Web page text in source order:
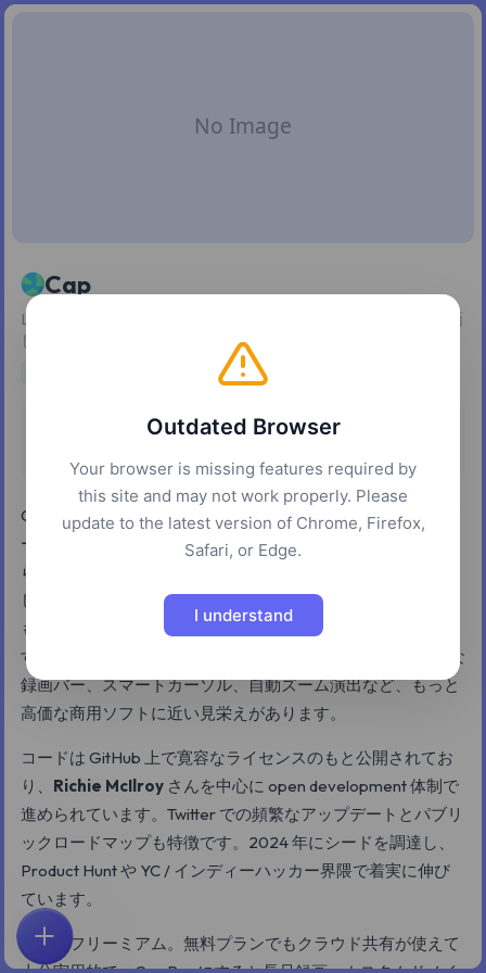
Cap
Loom のオープンソース版的存在。きれいな UI でサッと録画
して、リンクで共有できる。
screen recording
Pricing
Cap は macOS と Windows 向けのオープンソース画面録画ツ
ールで、Loom の洗練されたオルタナティブとして位置づけ
られています。画面・ウェブカム・マイクをまとめて録画
し、Cap のクラウドにアップロードしてリンク共有すること
も、ローカルに高品質 MP4 として書き出すこともできま
す。開発系ツールとしてはかなり整った UI で、コンパクトな
録画バー、スマートカーソル、自動ズーム演出など、もっと
高価な商用ソフトに近い見栄えがあります。
コードは GitHub 上で寛容なライセンスのもと公開されてお
り、 Richie McIlroyさんを中心に open development 体制で
進められています。Twitter での頻繁なアップデートとパブリ
ックロードマップも特徴です。2024 年にシードを調達し、
Product Hunt や YC / インディーハッカー界隈で着実に伸び
ています。
価格はフリーミアム。無料プランでもクラウド共有が使えて
ホーム 探索 検索 お気に入り フィードバック アカウント
Outdated Browser
Your browser is missing features required by
this site and may not work properly. Please
update to the latest version of Chrome, Firefox,
Safari, or Edge.
I understand